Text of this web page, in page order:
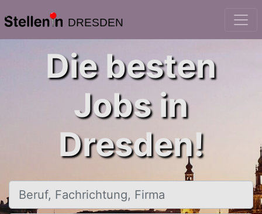
DRESDEN
Die besten
Jobs in
Dresden!
Beruf, Fachrichtung, Firma